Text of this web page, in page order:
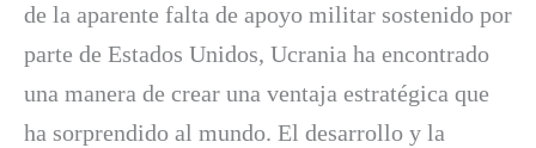
de la aparente falta de apoyo militar sostenido por
parte de Estados Unidos, Ucrania ha encontrado
una manera de crear una ventaja estratégica que
ha sorprendido al mundo. El desarrollo y la